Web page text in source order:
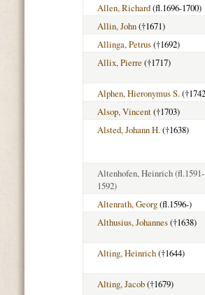
Allen, Richard(fl.1696-1700)
Allin, John(†1671)
Allinga, Petrus(†1692)
Allix, Pierre (†1717)
Alphen, Hieronymus S.
Alsop, Vincent(†1703)
Alsted, Johann H.(†1638)
Altenhofen, Heinrich(fl.1591-
1592)
Altenrath, Georg(fl.1596-)
Althusius, Johannes(†1638)
Alting, Heinrich(†1644)
Alting, Jacob(†1679)